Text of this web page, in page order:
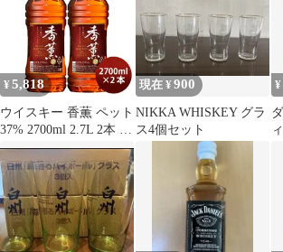
¥ 5,818
ウイスキー 香薫 ペット
37% 2700ml 2.7L 2本 合
同酒精 ウィスキー 父の
日 ギフト
現在 ¥900
NIKKA WHISKEY グラ
ス4個セット
¥